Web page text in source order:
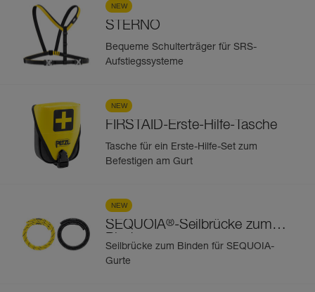
NEW
STERNO
Bequeme Schulterträger für SRS-
Aufstiegssysteme
NEW
FIRSTAID-Erste-Hilfe-Tasche
Tasche für ein Erste-Hilfe-Set zum
Befestigen am Gurt
NEW
SEQUOIA®-Seilbrücke zum
Binden
Seilbrücke zum Binden für SEQUOIA-
Gurte